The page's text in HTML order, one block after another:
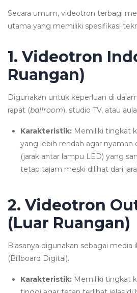
Secara umum, videotron terbagi
utama yang memiliki spesifikasi
1. Videotron
Ruangan)
Digunakan untuk keperluan di
rapat (ballroom), studio TV, atau
Karakteristik: Memiliki tingkat
yang lebih rendah agar nyaman
(jarak antar lampu LED) yang
tetap tajam meski dilihat dari
2. Videotron
(Luar Ruangan)
Biasanya digunakan sebagai media
(Billboard Digital).
Karakteristik: Memiliki tingkat